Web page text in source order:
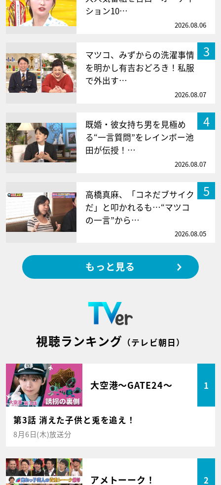
ション10…
2026.08.06
3
マツコ、みずからの洗濯事情
を明かし有吉おどろき！私服
で外出す…
2026.08.07
4
既婚・彼女持ち男を見極め
る“一言質問”をレインボー池
田が伝授！…
2026.08.07
5
高橋真麻、「コネだブサイク
だ」と叩かれるも…“マツコ
の一言”から…
2026.08.05
もっと見る
視聴ランキング （テレビ朝日）
大空港～GATE24～ 1
第3話 消えた子供と兎を追え！
8月6日(木)放送分
アメトーーク！ 2